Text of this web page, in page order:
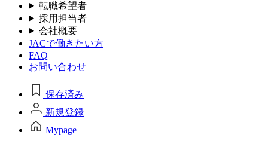
転職希望者
採用担当者
会社概要
JACで働きたい方
FAQ
お問い合わせ
保存済み
新規登録
Mypage